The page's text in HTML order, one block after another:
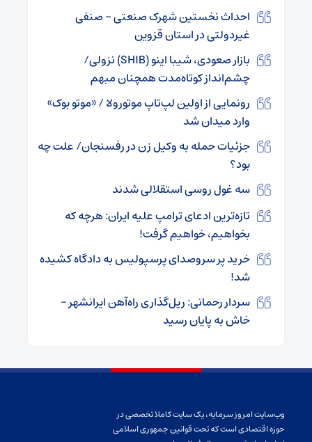
احداث نخستین شهرک صنعتی – صنفی
غیردولتی در استان قزوین
بازار صعودی، شیبا اینو (SHIB) نزولی/
چشم‌انداز کوتاه‌مدت همچنان مبهم
رونمایی از اولین لپ‌تاپ موتورولا / «موتو بوک»
وارد میدان شد
جزئیات حمله به وکیل زن در رفسنجان/ علت چه
بود؟
سه غول روسی استقلالی شدند
تازه‌ترین ادعای ترامپ علیه ایران: هرچه که
بخواهیم، خواهیم گرفت!
خرید پر سروصدای پرسپولیس به دادگاه کشیده
شد!
سردار رحمانی: ریل‌گذاری راه‌آهن ایرانشهر –
خاش به پایان رسید
وب‌سایت امروز سرمایه، یک سایت کاملا تخصصی در
حوزه اقتصادی است که تحت قوانین جمهوری اسلامی